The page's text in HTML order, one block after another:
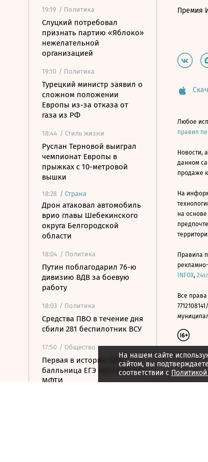
19:19 / Политика
Слуцкий потребовал
признать партию «Яблоко»
нежелательной
организацией
19:10 / Политика
Турецкий министр заявил о
сложном положении
Европы из-за отказа от
газа из РФ
18:44 / Стиль жизни
Руслан Терновой выиграл
чемпионат Европы в
прыжках с 10-метровой
вышки
18:28 / Страна
Дрон атаковал автомобиль
врио главы Шебекинского
округа Белгородской
области
18:04 / Политика
Путин поблагодарил 76-ю
дивизию ВДВ за боевую
работу
18:03 / Политика
Средства ПВО в течение дня
сбили 281 беспилотник ВСУ
17:50 / Общество
Первая в истории 500-
балльница ЕГЭ поступила в
МФТИ
На нашем сайте
сайтом, вы
соответствии с
Премия
Любое
правил
Новости,
данном
продаже
На
на
Правила
INFOX,
Все